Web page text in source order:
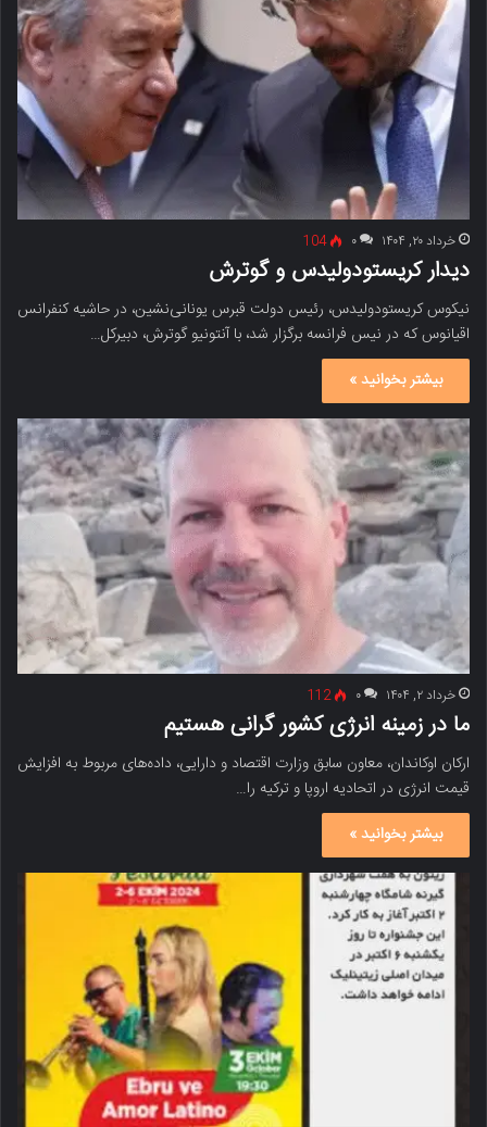
خرداد ۲۰, ۱۴۰۴ ۰ 104
دیدار کریستودولیدس و گوترش
نیکوس کریستودولیدس، رئیس دولت قبرس یونانی‌نشین، در حاشیه کنفرانس
اقیانوس که در نیس فرانسه برگزار شد، با آنتونیو گوترش، دبیرکل…
بیشتر بخوانید »
خرداد ۲, ۱۴۰۴ ۰ 112
ما در زمینه انرژی کشور گرانی هستیم
ارکان اوکاندان، معاون سابق وزارت اقتصاد و دارایی، داده‌های مربوط به افزایش
قیمت انرژی در اتحادیه اروپا و ترکیه را…
بیشتر بخوانید »